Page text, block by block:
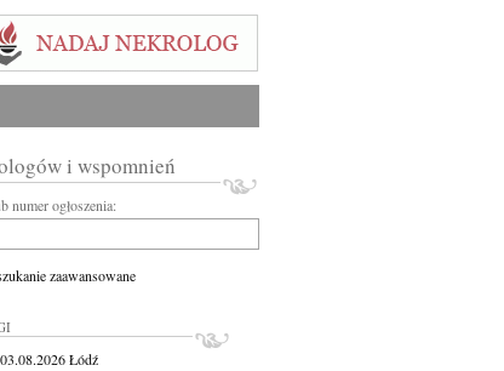
i wspomnień
numer ogłoszenia:
zaawansowane
03.08.2026Łódź